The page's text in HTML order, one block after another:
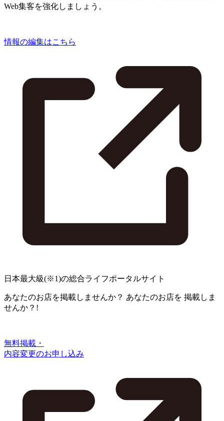
Web集客を強化しましょう。
情報の編集はこちら
日本最大級(※1)の総合ライフポータルサイト
あなたのお店を掲載しませんか？ あなたのお店を 掲載しま
せんか？!
無料掲載・
内容変更のお申し込み